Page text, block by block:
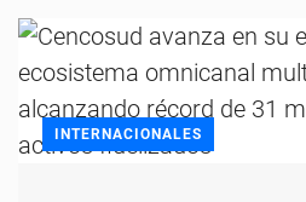
INTERNACIONALES